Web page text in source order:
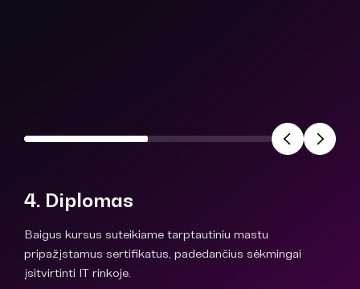
4. Diplomas
Baigus kursus suteikiame tarptautiniu mastu
pripažįstamus sertifikatus, padedančius sėkmingai
įsitvirtinti IT rinkoje.